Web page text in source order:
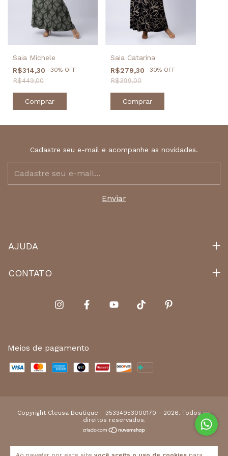
Saia Michele
R$314,30 -30% OFF
R$449,00
Comprar
Saia Catarina
R$279,30 -30% OFF
R$399,00
Comprar
Cadastre seu e-mail e acompanhe as novidades.
AJUDA
CONTATO
Meios de pagamento
Copyright Cleusa Boutique - 35334953000170 - 2026. Todos os
direitos reservados.